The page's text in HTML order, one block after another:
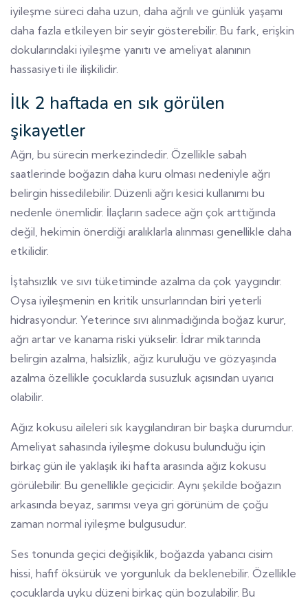
iyileşme süreci daha uzun, daha ağrılı ve günlük yaşamı
daha fazla etkileyen bir seyir gösterebilir. Bu fark, erişkin
dokularındaki iyileşme yanıtı ve ameliyat alanının
hassasiyeti ile ilişkilidir.
İlk 2 haftada en sık görülen
şikayetler
Ağrı, bu sürecin merkezindedir. Özellikle sabah
saatlerinde boğazın daha kuru olması nedeniyle ağrı
belirgin hissedilebilir. Düzenli ağrı kesici kullanımı bu
nedenle önemlidir. İlaçların sadece ağrı çok arttığında
değil, hekimin önerdiği aralıklarla alınması genellikle daha
etkilidir.
İştahsızlık ve sıvı tüketiminde azalma da çok yaygındır.
Oysa iyileşmenin en kritik unsurlarından biri yeterli
hidrasyondur. Yeterince sıvı alınmadığında boğaz kurur,
ağrı artar ve kanama riski yükselir. İdrar miktarında
belirgin azalma, halsizlik, ağız kuruluğu ve gözyaşında
azalma özellikle çocuklarda susuzluk açısından uyarıcı
olabilir.
Ağız kokusu aileleri sık kaygılandıran bir başka durumdur.
Ameliyat sahasında iyileşme dokusu bulunduğu için
birkaç gün ile yaklaşık iki hafta arasında ağız kokusu
görülebilir. Bu genellikle geçicidir. Aynı şekilde boğazın
arkasında beyaz, sarımsı veya gri görünüm de çoğu
zaman normal iyileşme bulgusudur.
Ses tonunda geçici değişiklik, boğazda yabancı cisim
hissi, hafif öksürük ve yorgunluk da beklenebilir. Özellikle
çocuklarda uyku düzeni birkaç gün bozulabilir. Bu